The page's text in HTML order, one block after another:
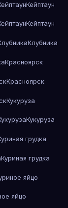
Кейптаун
Кейптаун
Клубника
Красноярск
Красноярск
Кукуруза
Кукуруза
грудка
Куриная грудка
яйцо
яйцо